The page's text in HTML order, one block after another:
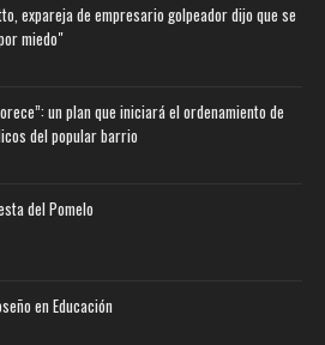
expareja de empresario golpeador dijo que se
miedo"
un plan que iniciará el ordenamiento de
del popular barrio
del Pomelo
en Educación